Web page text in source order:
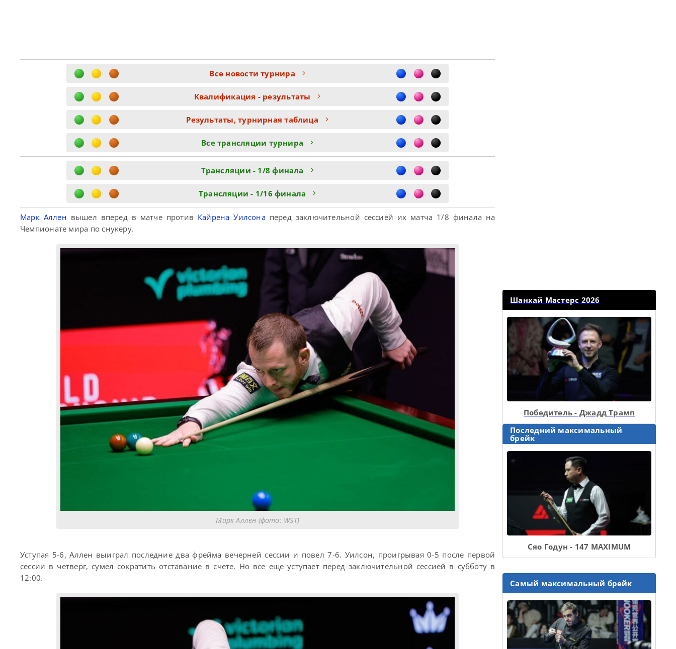
Все новости турнира
Квалификация - результаты
Результаты, турнирная таблица
Все трансляции турнира
Трансляции - 1/8 финала
Трансляции - 1/16 финала
Марк Аллен вышел вперед в матче против Кайрена Уилсонаперед заключительной сессией их матча 1/8 финала на
Чемпионате мира по снукеру.
Марк Аллен (фото: WST)
Уступая 5-6, Аллен выиграл последние два фрейма вечерней сессии и повел 7-6. Уилсон, проигрывая 0-5 после первой
сессии в четверг, сумел сократить отставание в счете. Но все еще уступает перед заключительной сессией в субботу в
12:00.
Шанхай Мастерс 2026
Победитель - Джадд Трамп
Последний максимальный
брейк
Сяо Годун - 147 MAXIMUM
Самый максимальный брейк